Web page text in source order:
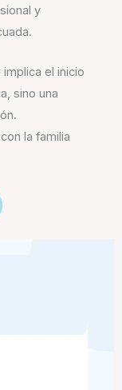
y
el inicio
sino una
la familia